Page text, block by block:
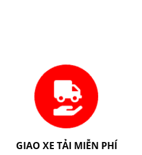
GIAO XE TẢI MIỄN PHÍ